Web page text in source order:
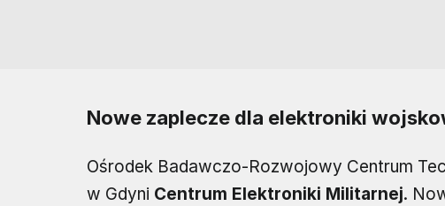
Nowe zaplecze dla elektroniki
Ośrodek Badawczo-Rozwojowy Centrum
w Gdyni Centrum Elektroniki Militarnej.